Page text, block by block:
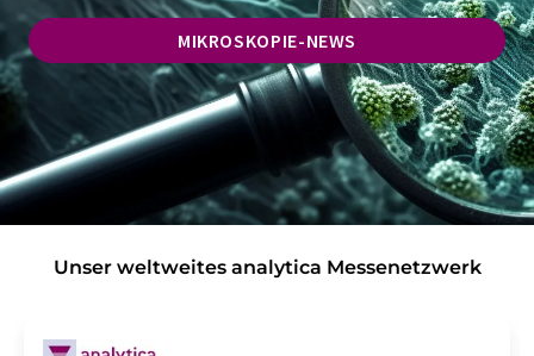
MIKROSKOPIE-NEWS
Unser weltweites analytica Messenetzwerk